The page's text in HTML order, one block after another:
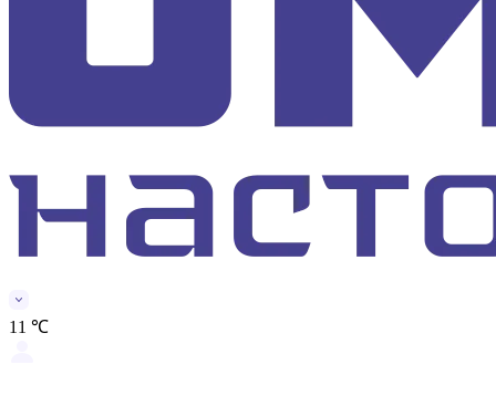
11 ℃